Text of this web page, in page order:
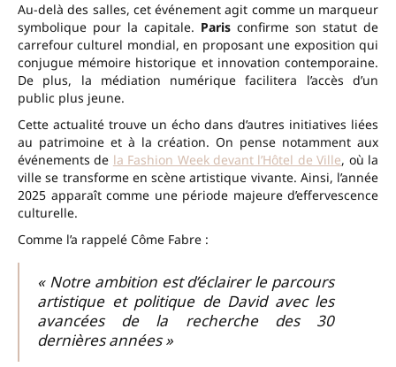
Au-delà des salles, cet événement agit comme un marqueur
symbolique pour la capitale. Paris confirme son statut de
carrefour culturel mondial, en proposant une exposition qui
conjugue mémoire historique et innovation contemporaine.
De plus, la médiation numérique facilitera l’accès d’un
public plus jeune.
Cette actualité trouve un écho dans d’autres initiatives liées
au patrimoine et à la création. On pense notamment aux
événements de la Fashion Week devant l’Hôtel de Ville, où la
ville se transforme en scène artistique vivante. Ainsi, l’année
2025 apparaît comme une période majeure d’effervescence
culturelle.
Comme l’a rappelé Côme Fabre :
« Notre ambition est d’éclairer le parcours
artistique et politique de David avec les
avancées de la recherche des 30
dernières années »